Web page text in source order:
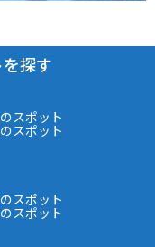
探す
スポット
スポット
スポット
スポット